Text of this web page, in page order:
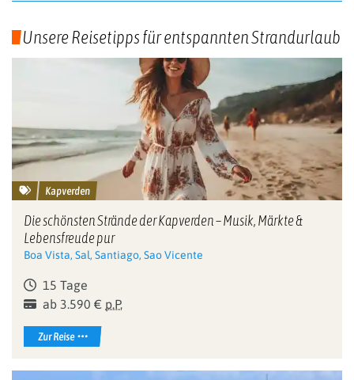
Unsere Reisetipps für entspannten Strandurlaub
Kapverden
Die schönsten Strände der Kapverden – Musik, Märkte &
Lebensfreude pur
Boa Vista, Sal, Santiago, Sao Vicente
15 Tage
ab 3.590 € p.P.
Zur Reise